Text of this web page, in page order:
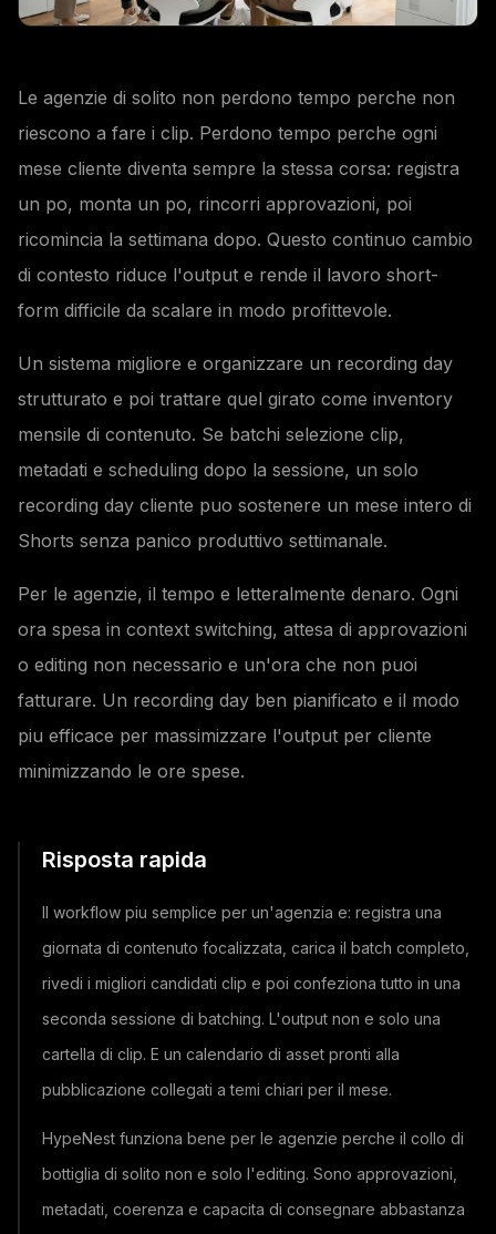
Le agenzie di solito non perdono tempo perche non
riescono a fare i clip. Perdono tempo perche ogni
mese cliente diventa sempre la stessa corsa: registra
un po, monta un po, rincorri approvazioni, poi
ricomincia la settimana dopo. Questo continuo cambio
di contesto riduce l'output e rende il lavoro short-
form difficile da scalare in modo profittevole.
Un sistema migliore e organizzare un recording day
strutturato e poi trattare quel girato come inventory
mensile di contenuto. Se batchi selezione clip,
metadati e scheduling dopo la sessione, un solo
recording day cliente puo sostenere un mese intero di
Shorts senza panico produttivo settimanale.
Per le agenzie, il tempo e letteralmente denaro. Ogni
ora spesa in context switching, attesa di approvazioni
o editing non necessario e un'ora che non puoi
fatturare. Un recording day ben pianificato e il modo
piu efficace per massimizzare l'output per cliente
minimizzando le ore spese.
Risposta rapida
Il workflow piu semplice per un'agenzia e: registra una
giornata di contenuto focalizzata, carica il batch completo,
rivedi i migliori candidati clip e poi confeziona tutto in una
seconda sessione di batching. L'output non e solo una
cartella di clip. E un calendario di asset pronti alla
pubblicazione collegati a temi chiari per il mese.
HypeNest funziona bene per le agenzie perche il collo di
bottiglia di solito non e solo l'editing. Sono approvazioni,
metadati, coerenza e capacita di consegnare abbastanza